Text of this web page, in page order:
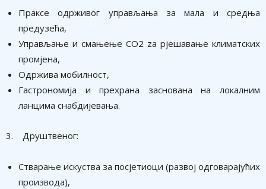
Праксе одрживог управљања за мала и средња
предузећа,
Управљање и смањење CO2 za рјешавање климатских
промјена,
Одржива мобилност,
Гастрономија и прехрана заснована на локалним
ланцима снабдијевања.
3. Друштвеног:
Стварање искуства за посјетиоци (развој одговарајућих
производа),